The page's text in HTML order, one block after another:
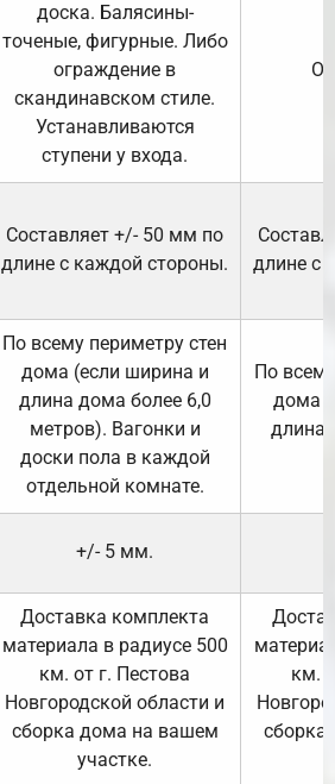
доска. Балясины-
точеные, фигурные. Либо
ограждение в
скандинавском стиле.
Устанавливаются
ступени у входа.
Составляет +/- 50 мм по
длине с каждой стороны.
длине с
По всему периметру стен
дома (если ширина и
длина дома более 6,0
метров). Вагонки и
доски пола в каждой
отдельной комнате.
По
дома
длина
+/- 5 мм.
Доставка комплекта
материала в радиусе 500
км. от г. Пестова
Новгородской области и
сборка дома на вашем
участке.
км.